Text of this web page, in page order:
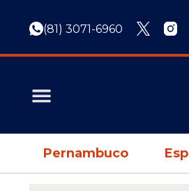
(81) 3071-6960
Pernambuco